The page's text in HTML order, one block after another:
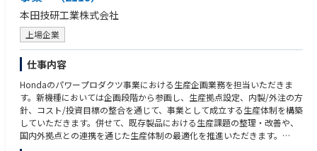
ル、在庫戦略、および顧客の需要要件を確実にサポートするよう努める。
• 繰り返し発生する供給の混乱や実行上の課題について、根本原因の分析
および是正措置を推進する。
• S&OEおよびS&OPプロセスを含む業務ガバナンスの場を通じて、調達実
行上のリスクやパフォーマンスの課題が適切に上層部に報告されるよう確
保する。
• 担当拠点全体で、標準業務、エスカレーションのルール、および調達ガ
バナンスの実践を推進する。
• 購買実行のパフォーマンスを分析し、主要指標を活用して、納期遵守、
在庫健全性、フルフィルメントの正確性、および問題解決の有効性に関す
る改善機会を特定する。
• 優れた分析力、コミュニケーション能力、問題解決能力を備え、直接的
な権限を持たない状況でも意思決定に影響を与えることができる。
• 指標、ダッシュボード、および業務パフォーマンス指標を活用して、意
思決定を支援し、実行成果を向上させた経験。
本田技研工業株式会社
上場企業
仕事内容
Hondaのパワープロダクツ事業における生産企画業務を担当いただきま
す。新機種においては企画段階から参画し、生産拠点設定、内製/外注の方
針、コスト/投資目標の整合を通じて、事業として成立する生産体制を構築
していただきます。併せて、既存製品における生産課題の整理・改善や、
国内外拠点との連携を通じた生産体制の最適化を推進いただきます。